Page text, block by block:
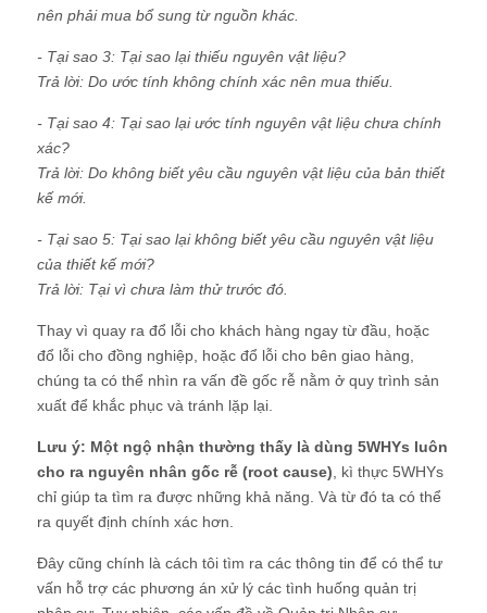
nên phải mua bổ sung từ nguồn khác.
- Tại sao 3: Tại sao lại thiếu nguyên vật liệu?
Trả lời: Do ước tính không chính xác nên mua thiếu.
- Tại sao 4: Tại sao lại ước tính nguyên vật liệu chưa chính
xác?
Trả lời: Do không biết yêu cầu nguyên vật liệu của bản thiết
kế mới.
- Tại sao 5: Tại sao lại không biết yêu cầu nguyên vật liệu
của thiết kế mới?
Trả lời: Tại vì chưa làm thử trước đó.
Thay vì quay ra đổ lỗi cho khách hàng ngay từ đầu, hoặc
đổ lỗi cho đồng nghiệp, hoặc đổ lỗi cho bên giao hàng,
chúng ta có thể nhìn ra vấn đề gốc rễ nằm ở quy trình sản
xuất để khắc phục và tránh lặp lại.
Lưu ý: Một ngộ nhận thường thấy là dùng 5WHYs luôn
cho ra nguyên nhân gốc rễ (root cause) , kì thực 5WHYs
chỉ giúp ta tìm ra được những khả năng. Và từ đó ta có thể
ra quyết định chính xác hơn.
Đây cũng chính là cách tôi tìm ra các thông tin để có thể tư
vấn hỗ trợ các phương án xử lý các tình huống quản trị